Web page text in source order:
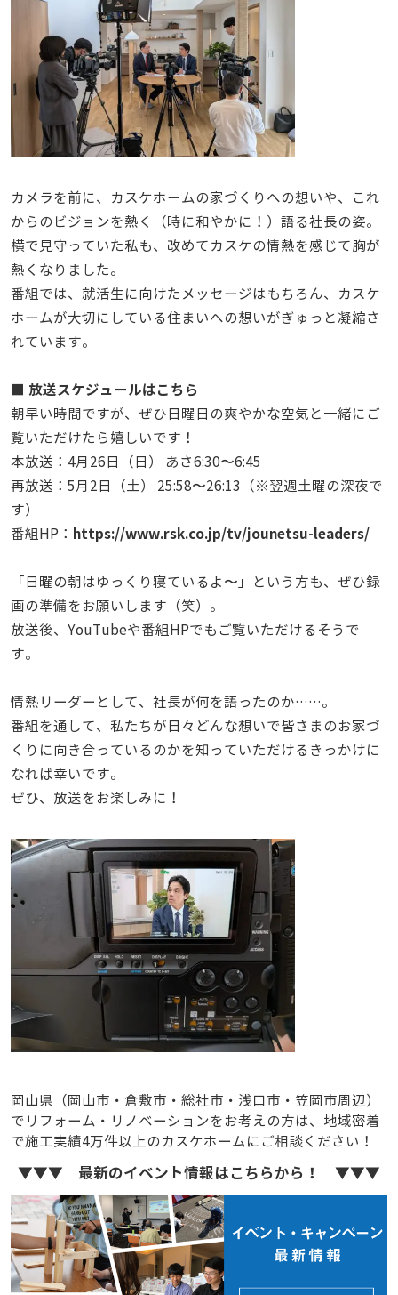
カメラを前に、カスケホームの家づくりへの想いや、これ
からのビジョンを熱く（時に和やかに！）語る社長の姿。
横で見守っていた私も、改めてカスケの情熱を感じて胸が
熱くなりました。
番組では、就活生に向けたメッセージはもちろん、カスケ
ホームが大切にしている住まいへの想いがぎゅっと凝縮さ
れています。
■ 放送スケジュールはこちら
朝早い時間ですが、ぜひ日曜日の爽やかな空気と一緒にご
覧いただけたら嬉しいです！
本放送：4月26日（日） あさ6:30〜6:45
再放送：5月2日（土） 25:58〜26:13（※翌週土曜の深夜で
す）
番組HP： https://www.rsk.co.jp/tv/jounetsu-leaders/
「日曜の朝はゆっくり寝ているよ〜」という方も、ぜひ録
画の準備をお願いします（笑）。
放送後、YouTubeや番組HPでもご覧いただけるそうで
す。
情熱リーダーとして、社長が何を語ったのか……。
番組を通して、私たちが日々どんな想いで皆さまのお家づ
くりに向き合っているのかを知っていただけるきっかけに
なれば幸いです。
ぜひ、放送をお楽しみに！
岡山県（岡山市・倉敷市・総社市・浅口市・笠岡市周辺）
でリフォーム・リノベーションをお考えの方は、地域密着
で施工実績4万件以上のカスケホームにご相談ください！
▼▼▼ 最新のイベント情報はこちらから！ ▼▼▼